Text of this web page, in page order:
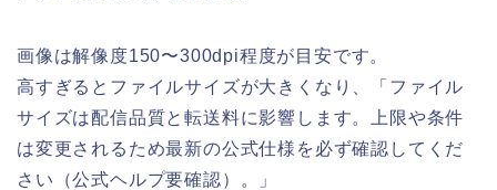
画像は解像度150〜300dpi程度が目安です。
高すぎるとファイルサイズが大きくなり、「ファイル
サイズは配信品質と転送料に影響します。上限や条件
は変更されるため最新の公式仕様を必ず確認してくだ
さい（公式ヘルプ要確認）。」